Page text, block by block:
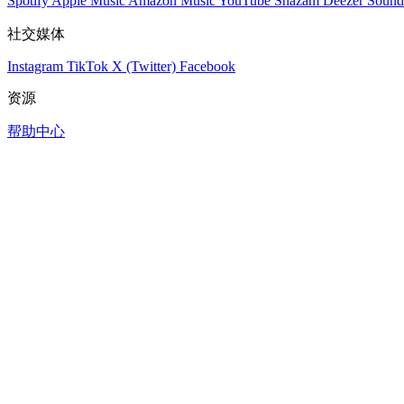
社交媒体
Instagram TikTok X (Twitter) Facebook
资源
帮助中心